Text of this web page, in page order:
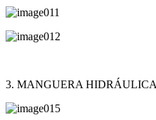
3. MANGUERA HIDRÁULICA